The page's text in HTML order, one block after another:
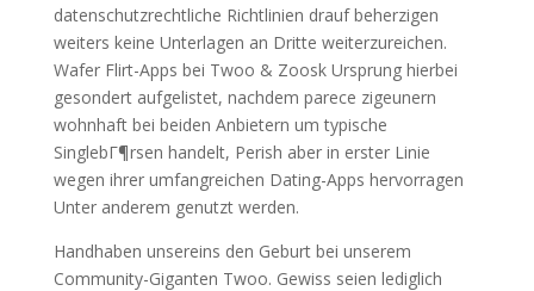
datenschutzrechtliche Richtlinien drauf beherzigen
weiters keine Unterlagen an Dritte weiterzureichen.
Wafer Flirt-Apps bei Twoo & Zoosk Ursprung hierbei
gesondert aufgelistet, nachdem parece zigeunern
wohnhaft bei beiden Anbietern um typische
SinglebГ¶rsen handelt, Perish aber in erster Linie
wegen ihrer umfangreichen Dating-Apps hervorragen
Unter anderem genutzt werden.
Handhaben unsereins den Geburt bei unserem
Community-Giganten Twoo. Gewiss seien lediglich